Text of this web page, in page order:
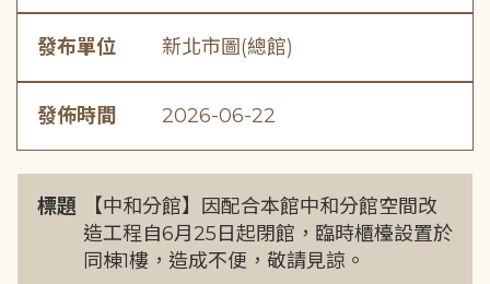
發布單位 新北市圖(總館)
發佈時間 2026-06-22
標題
【中和分館】因配合本館中和分館空間改
造工程自6月25日起閉館，臨時櫃檯設置於
同棟1樓，造成不便，敬請見諒。